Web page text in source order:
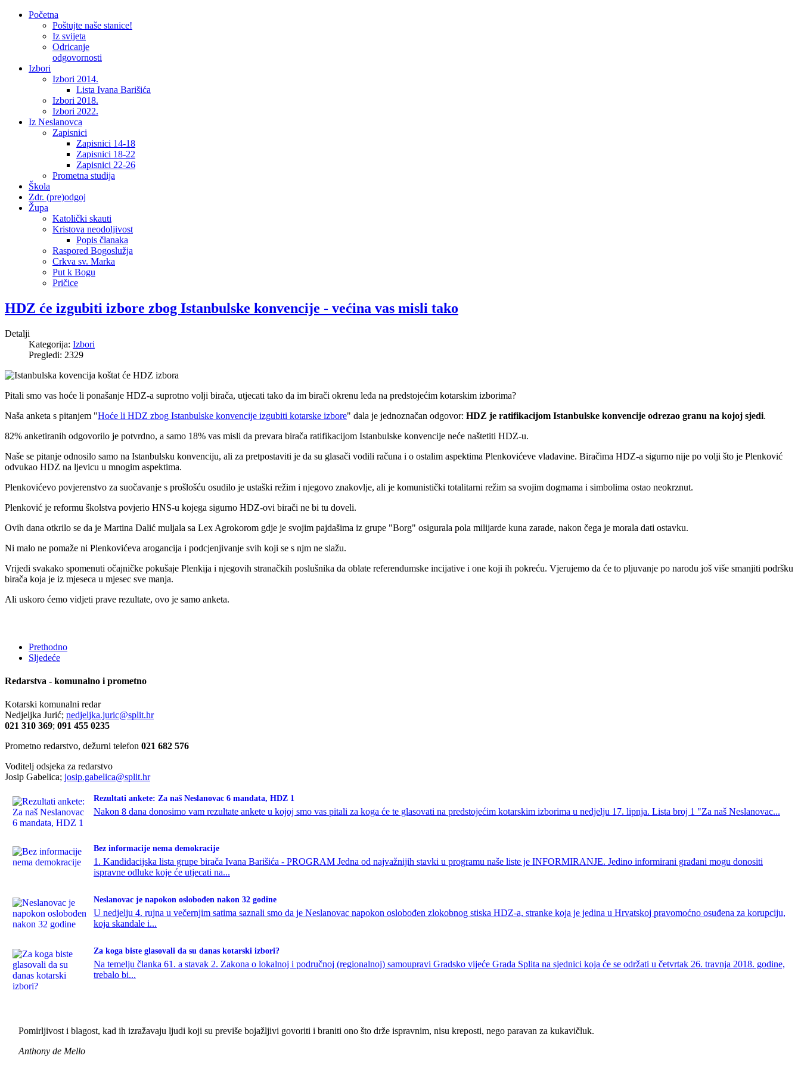
Početna
Poštujte naše stanice!
Iz svijeta
Odricanje
odgovornosti
Izbori
Izbori 2014.
Lista Ivana Barišića
Izbori 2018.
Izbori 2022.
Iz Neslanovca
Zapisnici
Zapisnici 14-18
Zapisnici 18-22
Zapisnici 22-26
Prometna studija
Škola
Zdr. (pre)odgoj
Župa
Katolički skauti
Kristova neodoljivost
Popis članaka
Raspored Bogoslužja
Crkva sv. Marka
Put k Bogu
Pričice
HDZ će izgubiti izbore zbog Istanbulske konvencije - većina vas misli tako
Detalji
Kategorija: Izbori
Pregledi: 2329
Pitali smo vas hoće li ponašanje HDZ-a suprotno volji birača, utjecati tako da im birači okrenu leđa na predstojećim kotarskim izborima?
Naša anketa s pitanjem "Hoće li HDZ zbog Istanbulske konvencije izgubiti kotarske izbore" dala je jednoznačan odgovor: HDZ je ratifikacijom Istanbulske konvencije odrezao granu na kojoj sjedi.
82% anketiranih odgovorilo je potvrdno, a samo 18% vas misli da prevara birača ratifikacijom Istanbulske konvencije neće naštetiti HDZ-u.
Naše se pitanje odnosilo samo na Istanbulsku konvenciju, ali za pretpostaviti je da su glasači vodili računa i o ostalim aspektima Plenkovićeve vladavine. Biračima HDZ-a sigurno nije po volji što je Plenković
odvukao HDZ na ljevicu u mnogim aspektima.
Plenkovićevo povjerenstvo za suočavanje s prošlošću osudilo je ustaški režim i njegovo znakovlje, ali je komunistički totalitarni režim sa svojim dogmama i simbolima ostao neokrznut.
Plenković je reformu školstva povjerio HNS-u kojega sigurno HDZ-ovi birači ne bi tu doveli.
Ovih dana otkrilo se da je Martina Dalić muljala sa Lex Agrokorom gdje je svojim pajdašima iz grupe "Borg" osigurala pola milijarde kuna zarade, nakon čega je morala dati ostavku.
Ni malo ne pomaže ni Plenkovićeva arogancija i podcjenjivanje svih koji se s njm ne slažu.
Vrijedi svakako spomenuti očajničke pokušaje Plenkija i njegovih stranačkih poslušnika da oblate referendumske incijative i one koji ih pokreću. Vjerujemo da će to pljuvanje po narodu još više smanjiti podršku
birača koja je iz mjeseca u mjesec sve manja.
Ali uskoro ćemo vidjeti prave rezultate, ovo je samo anketa.
Prethodno
Sljedeće
Redarstva - komunalno i prometno
Kotarski komunalni redar
Nedjeljka Jurić; nedjeljka.juric@split.hr
021 310 369; 091 455 0235
Prometno redarstvo, dežurni telefon 021 682 576
Voditelj odsjeka za redarstvo
Josip Gabelica; josip.gabelica@split.hr
Rezultati ankete: Za naš Neslanovac 6 mandata, HDZ 1
Nakon 8 dana donosimo vam rezultate ankete u kojoj smo vas pitali za koga će te glasovati na predstojećim kotarskim izborima u nedjelju 17. lipnja. Lista broj 1 "Za naš Neslanovac...
Bez informacije nema demokracije
1. Kandidacijska lista grupe birača Ivana Barišića - PROGRAM Jedna od najvažnijih stavki u programu naše liste je INFORMIRANJE. Jedino informirani građani mogu donositi
ispravne odluke koje će utjecati na...
Neslanovac je napokon oslobođen nakon 32 godine
U nedjelju 4. rujna u večernjim satima saznali smo da je Neslanovac napokon oslobođen zlokobnog stiska HDZ-a, stranke koja je jedina u Hrvatskoj pravomoćno osuđena za korupciju,
koja skandale i...
Za koga biste glasovali da su danas kotarski izbori?
Na temelju članka 61. a stavak 2. Zakona o lokalnoj i područnoj (regionalnoj) samoupravi Gradsko vijeće Grada Splita na sjednici koja će se održati u četvrtak 26. travnja 2018. godine,
trebalo bi...
Pomirljivost i blagost, kad ih izražavaju ljudi koji su previše bojažljivi govoriti i braniti ono što drže ispravnim, nisu kreposti, nego paravan za kukavičluk.
Anthony de Mello